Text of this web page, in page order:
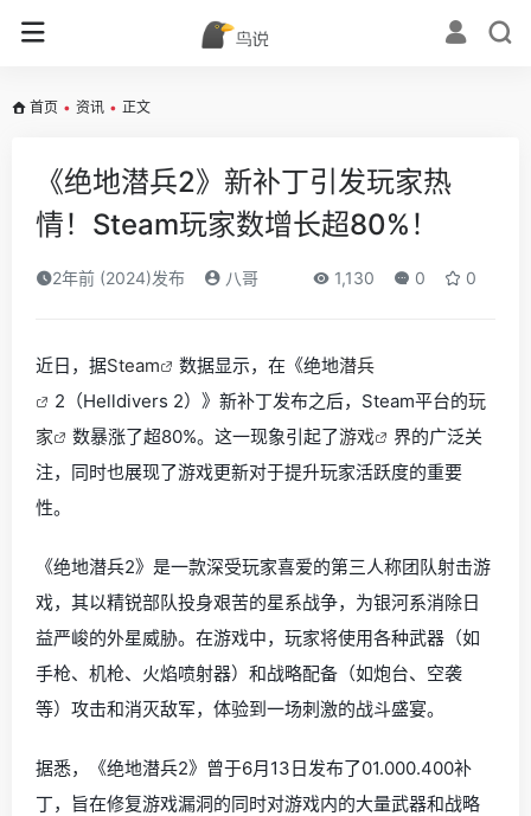
首页 • 资讯 • 正文
《绝地潜兵2》新补丁引发玩家热
情！Steam玩家数增长超80%！
2年前 (2024)发布 八哥 1,130 0 0
近日，据Steam 数据显示，在《绝地潜兵
2（Helldivers 2）》新补丁发布之后，Steam平台的玩
家
数暴涨了超80%。这一现象引起了游戏
界的广泛关
注，同时也展现了游戏更新对于提升玩家活跃度的重要
性。
《绝地潜兵2》是一款深受玩家喜爱的第三人称团队射击游
戏，其以精锐部队投身艰苦的星系战争，为银河系消除日
益严峻的外星威胁。在游戏中，玩家将使用各种武器（如
手枪、机枪、火焰喷射器）和战略配备（如炮台、空袭
等）攻击和消灭敌军，体验到一场刺激的战斗盛宴。
据悉，《绝地潜兵2》曾于6月13日发布了01.000.400补
丁，旨在修复游戏漏洞的同时对游戏内的大量武器和战略